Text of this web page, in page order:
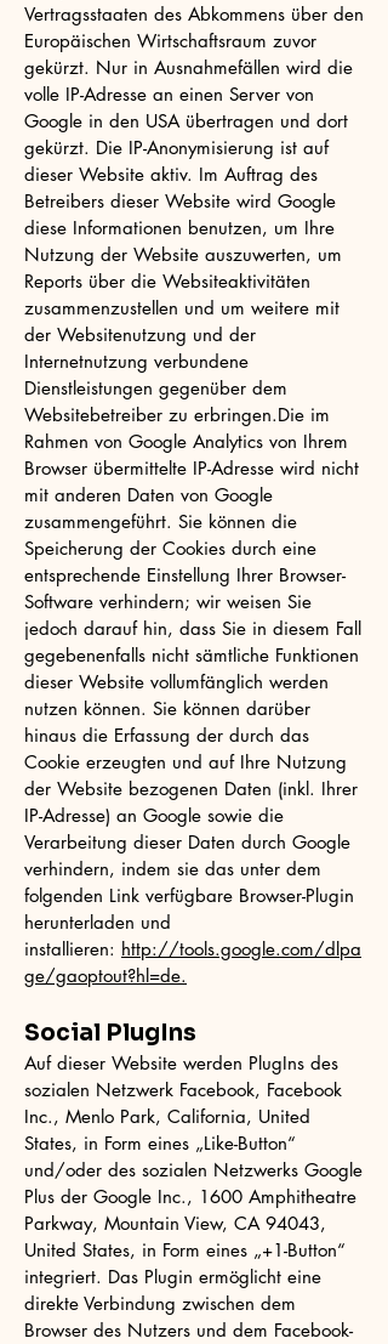
Vertragsstaaten des Abkommens über den
Europäischen Wirtschaftsraum zuvor
gekürzt. Nur in Ausnahmefällen wird die
volle IP-Adresse an einen Server von
Google in den USA übertragen und dort
gekürzt. Die IP-Anonymisierung ist auf
dieser Website aktiv. Im Auftrag des
Betreibers dieser Website wird Google
diese Informationen benutzen, um Ihre
Nutzung der Website auszuwerten, um
Reports über die Websiteaktivitäten
zusammenzustellen und um weitere mit
der Websitenutzung und der
Internetnutzung verbundene
Dienstleistungen gegenüber dem
Websitebetreiber zu erbringen.Die im
Rahmen von Google Analytics von Ihrem
Browser übermittelte IP-Adresse wird nicht
mit anderen Daten von Google
zusammengeführt. Sie können die
Speicherung der Cookies durch eine
entsprechende Einstellung Ihrer Browser-
Software verhindern; wir weisen Sie
jedoch darauf hin, dass Sie in diesem Fall
gegebenenfalls nicht sämtliche Funktionen
dieser Website vollumfänglich werden
nutzen können. Sie können darüber
hinaus die Erfassung der durch das
Cookie erzeugten und auf Ihre Nutzung
der Website bezogenen Daten (inkl. Ihrer
IP-Adresse) an Google sowie die
Verarbeitung dieser Daten durch Google
verhindern, indem sie das unter dem
folgenden Link verfügbare Browser-Plugin
herunterladen und
installieren: http://tools.google.com/dlpa
ge/gaoptout?hl=de.
Social PlugIns
Auf dieser Website werden PlugIns des
sozialen Netzwerk Facebook, Facebook
Inc., Menlo Park, California, United
States, in Form eines „Like-Button“
und/oder des sozialen Netzwerks Google
Plus der Google Inc., 1600 Amphitheatre
Parkway, Mountain View, CA 94043,
United States, in Form eines „+1-Button“
integriert. Das Plugin ermöglicht eine
direkte Verbindung zwischen dem
Browser des Nutzers und dem Facebook-